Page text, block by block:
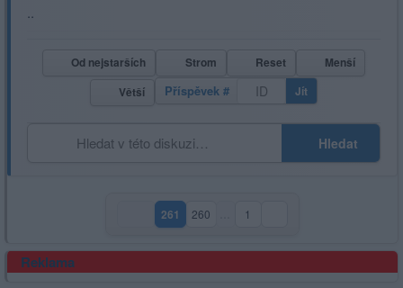
..
Od nejstarších Strom Reset
Menší
Větší
Příspěvek # Jít
Hledat
261(aktuální strana)
260 1
Reklama